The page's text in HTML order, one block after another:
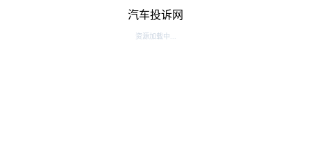
汽车投诉网
资源加载中...